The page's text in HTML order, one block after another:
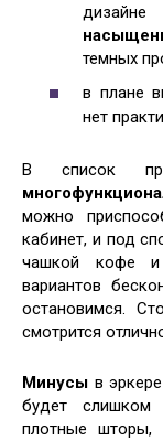
дизайне
темных
в плане
нет
В список
можно
кабинет, и под
чашкой кофе
вариантов
остановимся.
смотрится
Минусы в
будет слишком
плотные